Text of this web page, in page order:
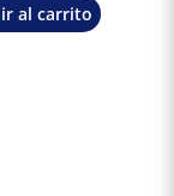
al carrito